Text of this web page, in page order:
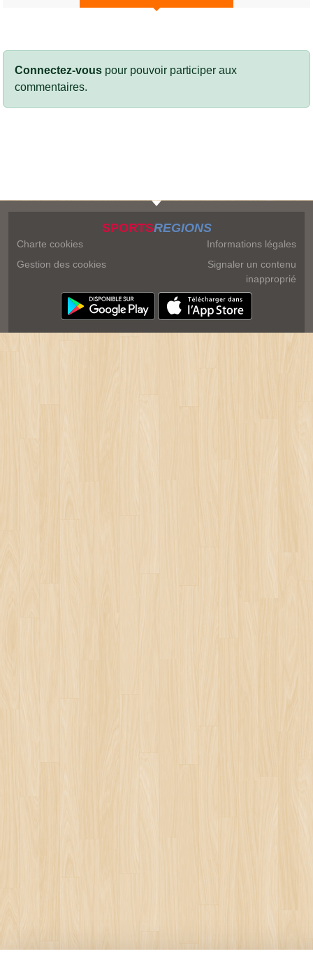
Connectez-vous pour pouvoir participer aux
commentaires.
SPORTSREGIONS
Charte cookies
Gestion des cookies
Informations légales
Signaler un contenu
inapproprié